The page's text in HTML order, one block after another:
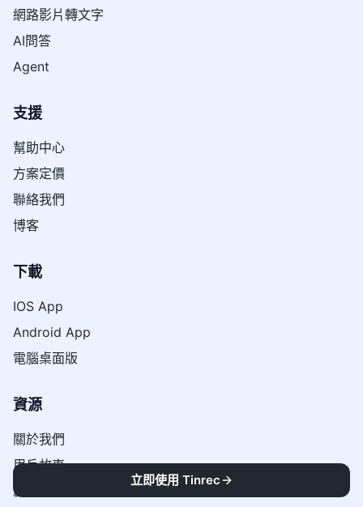
網路影片轉文字
AI問答
Agent
支援
幫助中心
方案定價
聯絡我們
博客
下載
IOS App
Android App
電腦桌面版
資源
關於我們
用戶故事
創作者體驗
立即使用 Tinrec